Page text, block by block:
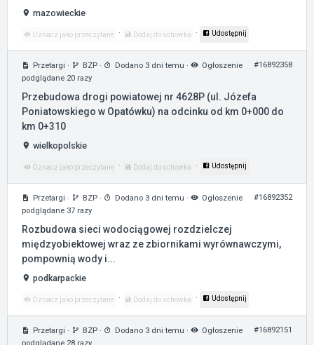
mazowieckie
Oznacz jako przeczytane · Dodaj do schowka · Udostępnij
Przetargi · BZP · Dodano 3 dni temu ·
Ogłoszenie
podglądane 20 razy
#16892358
Przebudowa drogi powiatowej nr 4628P (ul. Józefa
Poniatowskiego w Opatówku) na odcinku od km 0+000 do
km 0+310
wielkopolskie
Oznacz jako przeczytane · Dodaj do schowka · Udostępnij
Przetargi · BZP · Dodano 3 dni temu ·
Ogłoszenie
podglądane 37 razy
#16892352
Rozbudowa sieci wodociągowej rozdzielczej
międzyobiektowej wraz ze zbiornikami wyrównawczymi,
pompownią wody i...
podkarpackie
Oznacz jako przeczytane · Dodaj do schowka · Udostępnij
Przetargi · BZP · Dodano 3 dni temu ·
Ogłoszenie
#16892151